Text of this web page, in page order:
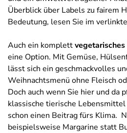
Überblick über Labels zu fairem
Bedeutung, lesen Sie im
Auch ein komplett
eine Option. Mit Gemüse,
lässt sich ein geschmackvolles
Weihnachtsmenü ohne Fleisch
Doch auch wenn Sie hier und da
klassische tierische
schon einen Beitrag fürs Klima.
beispielsweise Margarine statt